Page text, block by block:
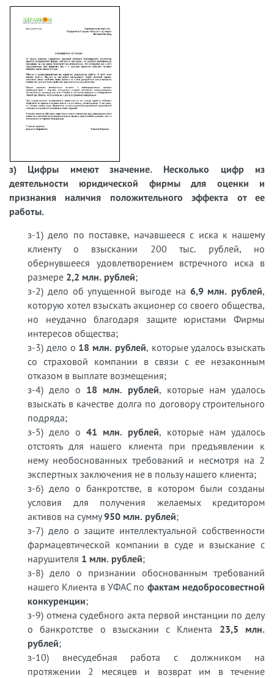
з) Цифры имеют значение. Несколько цифр из
деятельности юридической фирмы для оценки и
признания наличия положительного эффекта от ее
работы.
з-1) дело по поставке, начавшееся с иска к нашему
клиенту о взыскании 200 тыс. рублей, но
обернувшееся удовлетворением встречного иска в
размере 2,2 млн. рублей;
з-2) дело об упущенной выгоде на 6,9 млн. рублей,
которую хотел взыскать акционер со своего общества,
но неудачно благодаря защите юристами Фирмы
интересов общества;
з-3) дело о 18 млн. рублей, которые удалось взыскать
со страховой компании в связи с ее незаконным
отказом в выплате возмещения;
з-4) дело о 18 млн. рублей, которые нам удалось
взыскать в качестве долга по договору строительного
подряда;
з-5) дело о 41 млн. рублей, которые нам удалось
отстоять для нашего клиента при предъявлении к
нему необоснованных требований и несмотря на 2
экспертных заключения не в пользу нашего клиента;
з-6) дело о банкротстве, в котором были созданы
условия для получения желаемых кредитором
активов на сумму950 млн. рублей;
з-7) дело о защите интеллектуальной собственности
фармацевтической компании в суде и взыскание с
нарушителя 1 млн. рублей;
з-8) дело о признании обоснованным требований
нашего Клиента в УФАС по фактам недобросовестной
конкуренции;
з-9) отмена судебного акта первой инстанции по делу
о банкротстве о взыскании с Клиента 23,5 млн.
рублей;
з-10) внесудебная работа с должником на
протяжении 2 месяцев и возврат им в течение